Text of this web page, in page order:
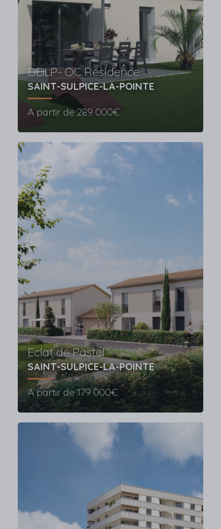
DDLP- OC Résidence
SAINT-SULPICE-LA-POINTE
A partir de 289 000€
Eclat de Pastel
SAINT-SULPICE-LA-POINTE
A partir de 179 000€